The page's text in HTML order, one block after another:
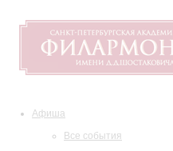
Афиша
Все события